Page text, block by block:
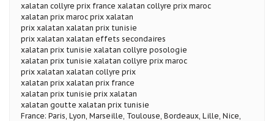
xalatan collyre prix france xalatan collyre prix maroc
xalatan prix maroc prix xalatan
prix xalatan xalatan prix tunisie
prix xalatan xalatan effets secondaires
xalatan prix tunisie xalatan collyre posologie
xalatan prix tunisie xalatan collyre prix maroc
prix xalatan xalatan collyre prix
xalatan prix xalatan prix france
xalatan prix tunisie prix xalatan
xalatan goutte xalatan prix tunisie
France: Paris, Lyon, Marseille, Toulouse, Bordeaux, Lille, Nice,